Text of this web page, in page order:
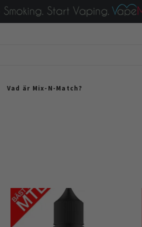
Vad är Mix-N-Match?